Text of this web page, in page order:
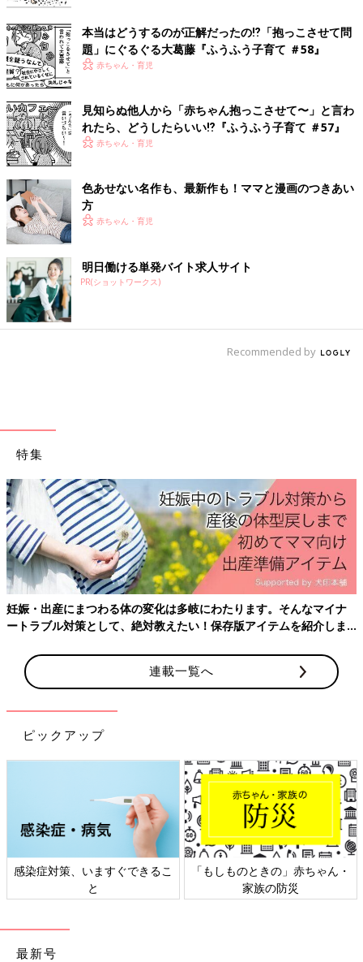
一児の父。イクメン。
わかっているようなわかっていないような父親目線の育児漫画。
共働きの妻をサポートすべく日々奮闘中！
インスタグラムはこちら：
前の話
［父親目線！育児漫
画！オムツ王＃11］
イクメン
本当はどうするのが正解だったの⁉︎「抱っこさせて問
題」にぐるぐる大葛藤『ふうふう子育て ＃58』
赤ちゃん・育児
見知らぬ他人から「赤ちゃん抱っこさせて〜」と言わ
れたら、どうしたらいい⁉︎『ふうふう子育て ＃57』
赤ちゃん・育児
色あせない名作も、最新作も！ママと漫画のつきあい
方
赤ちゃん・育児
明日働ける単発バイト求人サイト
PR(ショットワークス)
Recommended by
特集
妊娠・出産にまつわる体の変化は多岐にわたります。そんなマイナ
ートラブル対策として、絶対教えたい！保存版アイテムを紹介しま
連載一覧へ
ピックアップ
感染症対策、いますぐできるこ
と
「もしものときの」赤ちゃん・
家族の防災
最新号